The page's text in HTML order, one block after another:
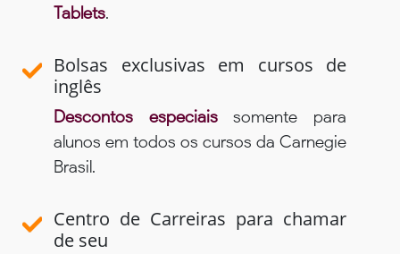
Tablets.
Bolsas exclusivas em cursos de
inglês
Descontos especiaissomente para
alunos em todos os cursos da Carnegie
Brasil.
Centro de Carreiras para chamar
de seu